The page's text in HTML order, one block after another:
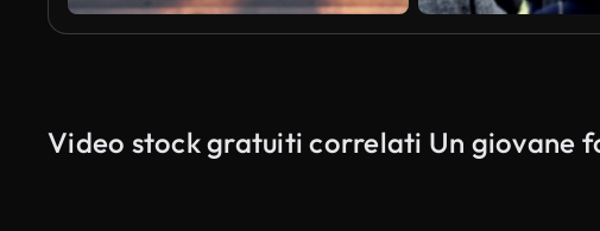
Video stock gratuiti correlati Un giovane